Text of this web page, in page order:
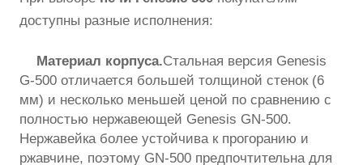
доступны разные исполнения:
Материал корпуса.Стальная версия Genesis
G-500 отличается большей толщиной стенок (6
мм) и несколько меньшей ценой по сравнению с
полностью нержавеющей Genesis GN-500.
Нержавейка более устойчива к прогоранию и
ржавчине, поэтому GN-500 предпочтительна для